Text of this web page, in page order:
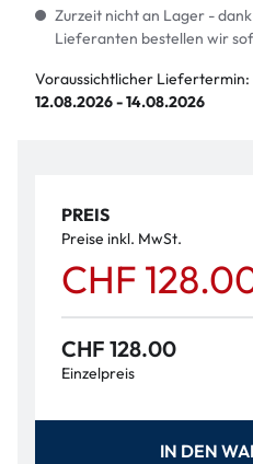
Zurzeit nicht an Lager -
Lieferanten bestellen wir
Voraussichtlicher Liefertermin:
12.08.2026 - 14.08.2026
PREIS
Preise inkl. MwSt.
CHF
CHF 128.00
Einzelpreis
IN DEN